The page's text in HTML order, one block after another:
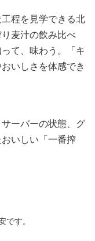
程を見学できる北
麦汁の飲み比べ
て、味わう。「キ
いしさを体感でき
ーバーの状態、グ
いしい「一番搾
す。